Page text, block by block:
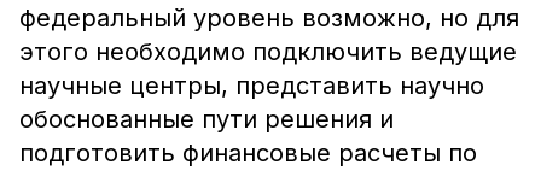
федеральный уровень возможно, но для
этого необходимо подключить ведущие
научные центры, представить научно
обоснованные пути решения и
подготовить финансовые расчеты по